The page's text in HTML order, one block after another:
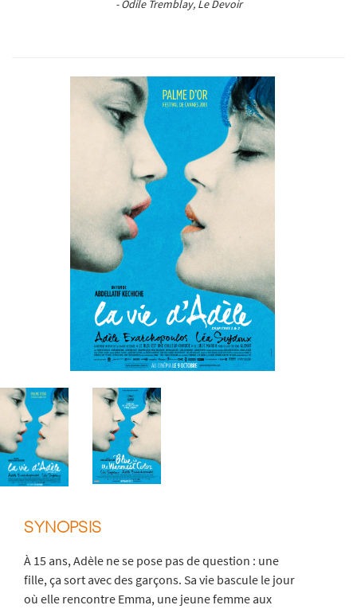
- Odile Tremblay, Le Devoir
SYNOPSIS
À 15 ans, Adèle ne se pose pas de question : une
fille, ça sort avec des garçons. Sa vie bascule le jour
où elle rencontre Emma, une jeune femme aux